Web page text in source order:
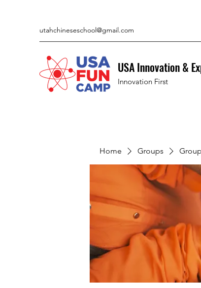
utahchineseschool@gmail.com
USA Innovation &
Innovation First
Home Groups Group